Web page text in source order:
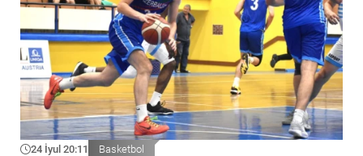
24 İyul 20:11 Basketbol